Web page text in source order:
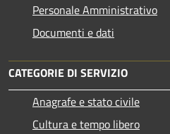
Personale Amministrativo
Documenti e dati
CATEGORIE DI SERVIZIO
Anagrafe e stato civile
Cultura e tempo libero